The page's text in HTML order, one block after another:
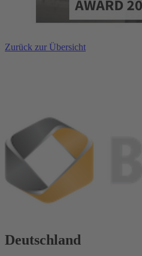
Zurück zur Übersicht
Deutschland